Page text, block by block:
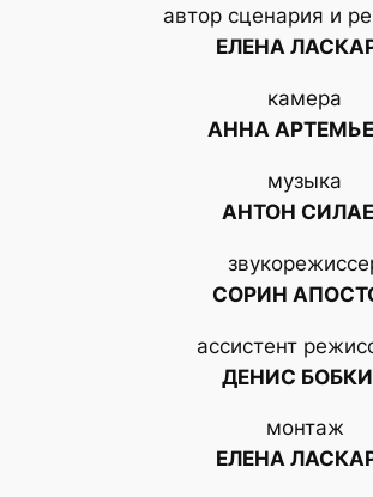
автор сценария и
ЕЛЕНА
камера
АННА
музыка
АНТОН
СОРИН
ассистент
ДЕНИС
монтаж
ЕЛЕНА